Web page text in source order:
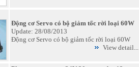
Động cơ Servo có bộ giảm tốc rời loại 60W
Update: 28/08/2013
Động cơ Servo có bộ giảm tốc rời loại 60W
View detail...